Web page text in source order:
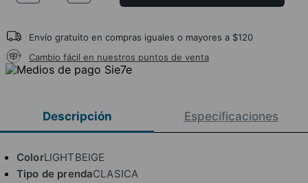
Envío gratuito en compras iguales o mayores a $120
Cambio fácil en nuestros puntos de venta
Descripción Especificaciones
ColorLIGHTBEIGE
Tipo de prendaCLASICA